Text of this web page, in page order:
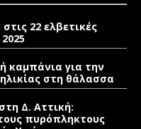
22 ελβετικές
καμπάνια για την
στη θάλασσα
Δ. Αττική:
πυρόπληκτους